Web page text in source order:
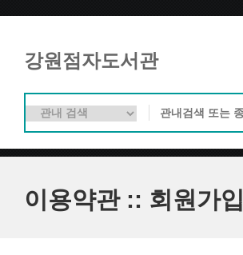
강원점자도서관
이용약관 :: 회원가입